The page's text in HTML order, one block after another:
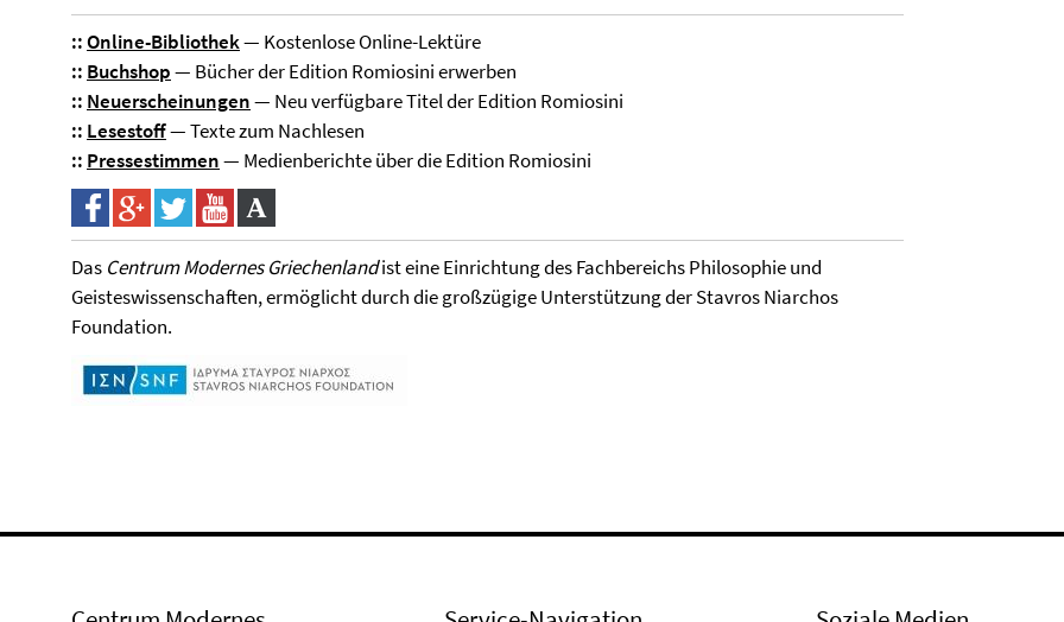
::Online-Bibliothek— Kostenlose Online-Lektüre
:: Buchshop— Bücher der Edition Romiosini erwerben
:: Neuerscheinungen— Neu verfügbare Titel der Edition Romiosini
:: Lesestoff— Texte zum Nachlesen
:: Pressestimmen— Medienberichte über die Edition Romiosini
Das Centrum Modernes Griechenlandist eine Einrichtung des Fachbereichs Philosophie und
Geisteswissenschaften, ermöglicht durch die großzügige Unterstützung der Stavros Niarchos
Foundation.